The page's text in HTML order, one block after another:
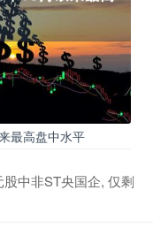
最高盘中水平
中非ST央国企, 仅剩